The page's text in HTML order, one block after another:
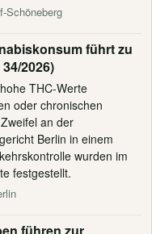
Schöneberg
führt zu
2026)
THC-Werte
oder chronischen
an der
Berlin in einem
wurden im
festgestellt.
führen zur